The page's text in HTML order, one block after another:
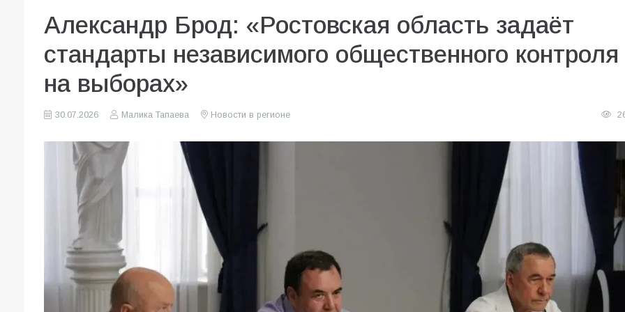
Александр Брод: «Ростовская область задаёт
стандарты независимого общественного контроля
на выборах»
30.07.2026 Малика Тапаева Новости в регионе